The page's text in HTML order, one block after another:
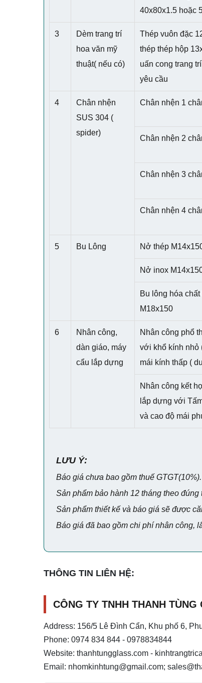
40x80x1.5 hoặc
3
Dèm trang trí
hoa văn mỹ
thuật( nếu có)
Thép vuôn đặc
thép thép hộp
uấn cong trang
yêu cầu
4
Chân nhện
SUS 304 (
spider)
Chân nhện 1
Chân nhện 2
Chân nhện 3
Chân nhện 4
5 Bu Lông Nở thép
Nở inox
Bu lông hóa
M18x150
6
Nhân công,
dàn giáo, máy
cẩu lắp dựng
Nhân công phổ
với khổ kính nhỏ
mái kính thấp (
Nhân công kết
lắp dựng với
và cao độ mái
LƯU Ý:
Báo giá chưa bao gồm thuế GTGT(10%).
Sản phẩm bảo hành 12 tháng theo
Sản phẩm thiết kế và báo giá sẽ được
Báo giá đã bao gồm chi phí nhân công,
THÔNG TIN LIÊN HỆ:
CÔNG TY TNHH THANH TÙNG
Address: 156/5 Lê Đình Cẩn, Khu phố 6,
Phone: 0974 834 844 - 0978834844
Website: thanhtungglass.com -
Email: nhomkinhtung@gmail.com;